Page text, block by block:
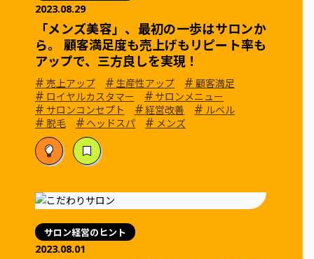
2023.08.29
「メンズ美容」、最初の一歩はサロンか
ら。 顧客満足度も売上げもリピート率も
アップで、三方良しを実現！
# 売上アップ # 生産性アップ # 顧客満足
# ロイヤルカスタマー # サロンメニュー
# サロンコンセプト #経営改善 # ルベル
# 脱毛 # ヘッドスパ # メンズ
サロン経営のヒント
2023.08.01